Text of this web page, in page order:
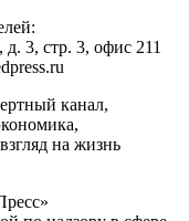
д. 3, стр. 3, офис 211
канал,
на жизнь